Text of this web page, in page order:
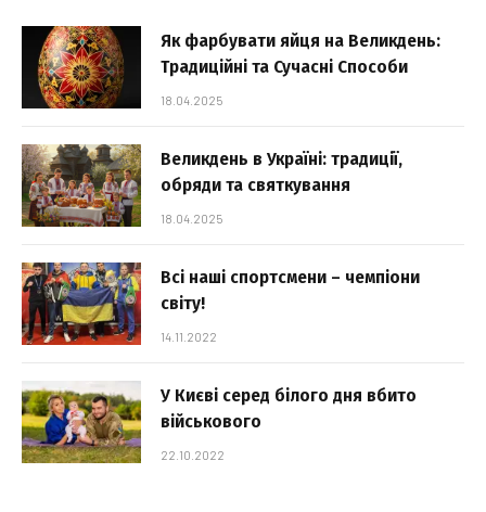
Як фарбувати яйця на Великдень:
Традиційні та Сучасні Способи
18.04.2025
Великдень в Україні: традиції,
обряди та святкування
18.04.2025
Всі наші спортсмени – чемпіони
світу!
14.11.2022
У Києві серед білого дня вбито
військового
22.10.2022